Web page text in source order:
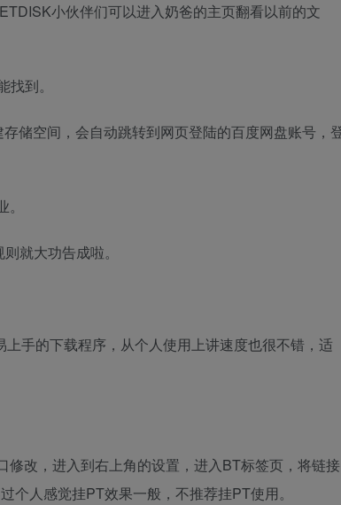
小伙伴们可以进入奶爸的主页翻看以前的文
到。
储空间，会自动跳转到网页登陆的百度网盘账号，
就大功告成啦。
手的下载程序，从个人使用上讲速度也很不错，适
改，进入到右上角的设置，进入BT标签页，将链接
人感觉挂PT效果一般，不推荐挂PT使用。